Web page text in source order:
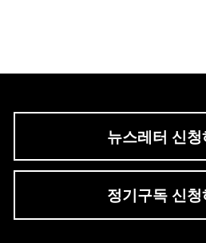
뉴스레터 신청
정기구독 신청